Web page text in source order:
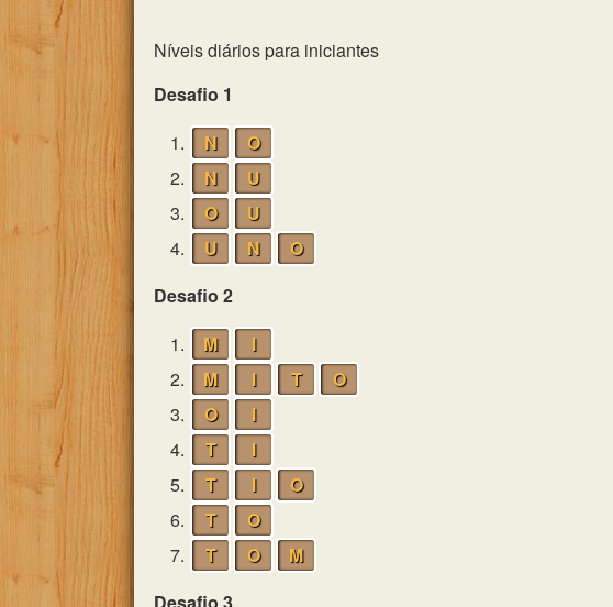
Níveis diários para iniciantes
Desafio 1
1.
N
O
2.
N
U
3.
O
U
4.
U N
O
Desafio 2
1.
M
I
2.
M I T
O
3.
O
I
4.
T
I
5.
T I
O
6.
T
O
7.
T O
M